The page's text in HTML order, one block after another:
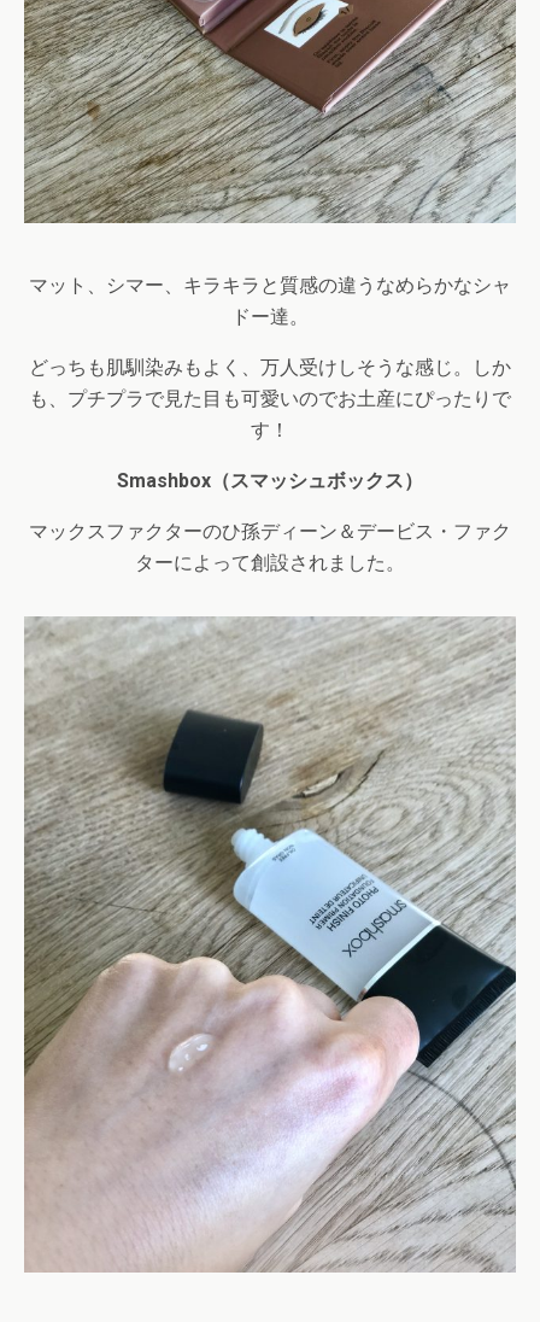
マット、シマー、キラキラと質感の違うなめらかなシャ
ドー達。
どっちも肌馴染みもよく、万人受けしそうな感じ。しか
も、プチプラで見た目も可愛いのでお土産にぴったりで
す！
Smashbox（スマッシュボックス）
マックスファクターのひ孫ディーン＆デービス・ファク
ターによって創設されました。